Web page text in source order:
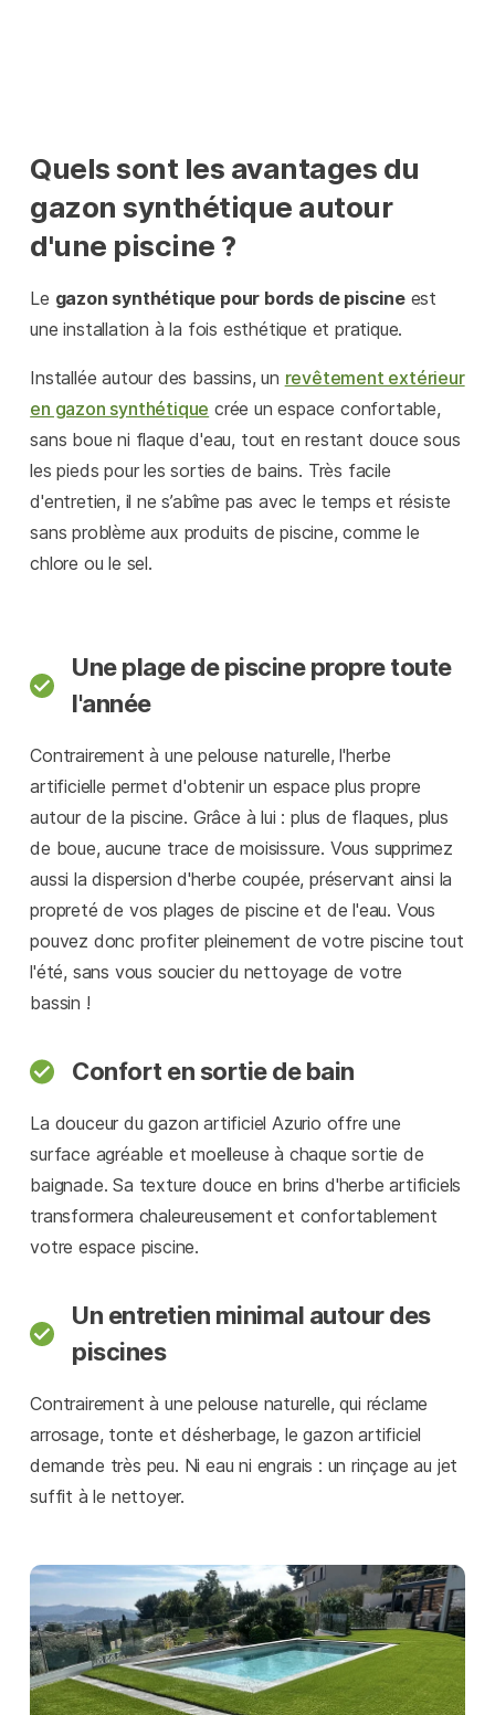
Quels sont les avantages du
gazon synthétique autour
d'une piscine ?
Le gazon synthétique pour bords de piscineest
une installation à la fois esthétique et pratique.
Installée autour des bassins, un revêtement extérieur
en gazon synthétique crée un espace confortable,
sans boue ni flaque d'eau, tout en restant douce sous
les pieds pour les sorties de bains. Très facile
d'entretien, il ne s’abîme pas avec le temps et résiste
sans problème aux produits de piscine, comme le
chlore ou le sel.
Une plage de piscine propre toute
l'année
Contrairement à une pelouse naturelle, l'herbe
artificielle permet d'obtenir un espace plus propre
autour de la piscine. Grâce à lui : plus de flaques, plus
de boue, aucune trace de moisissure. Vous supprimez
aussi la dispersion d'herbe coupée, préservant ainsi la
propreté de vos plages de piscine et de l'eau. Vous
pouvez donc profiter pleinement de votre piscine tout
l'été, sans vous soucier du nettoyage de votre
bassin !
Confort en sortie de bain
La douceur du gazon artificiel Azurio offre une
surface agréable et moelleuse à chaque sortie de
baignade. Sa texture douce en brins d'herbe artificiels
transformera chaleureusement et confortablement
votre espace piscine.
Un entretien minimal autour des
piscines
Contrairement à une pelouse naturelle, qui réclame
arrosage, tonte et désherbage, le gazon artificiel
demande très peu. Ni eau ni engrais : un rinçage au jet
suffit à le nettoyer.